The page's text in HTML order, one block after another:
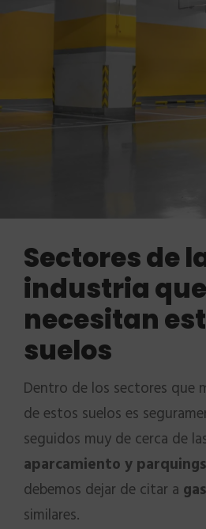
Sectores de
industria que
necesitan
suelos
Dentro de los sectores que
de estos suelos es
seguidos muy de cerca de
aparcamiento y parquings
debemos dejar de citar a
similares.